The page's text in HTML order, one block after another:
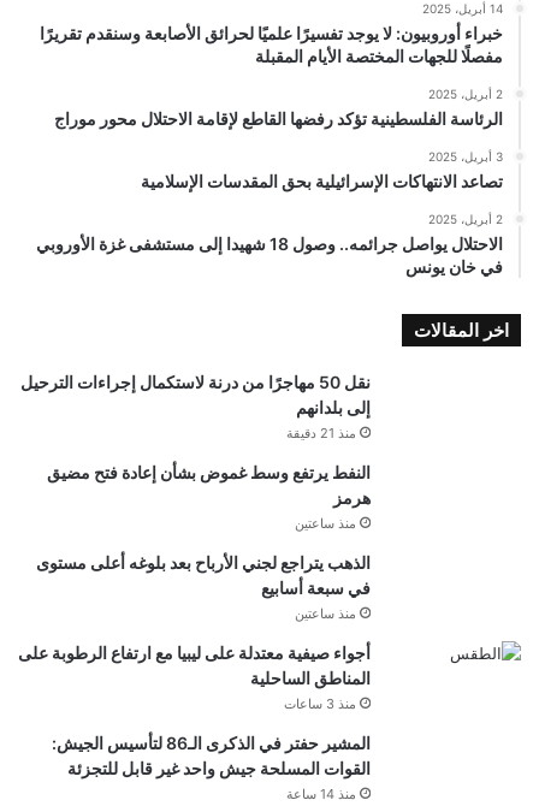
14 أبريل، 2025
خبراء أوروبيون: لا يوجد تفسيرًا علميًا لحرائق الأصابعة وسنقدم تقريرًا
مفصلًا للجهات المختصة الأيام المقبلة
2 أبريل، 2025
الرئاسة الفلسطينية تؤكد رفضها القاطع لإقامة الاحتلال محور موراج
3 أبريل، 2025
تصاعد الانتهاكات الإسرائيلية بحق المقدسات الإسلامية
2 أبريل، 2025
الاحتلال يواصل جرائمه.. وصول 18 شهيدا إلى مستشفى غزة الأوروبي
في خان يونس
اخر المقالات
نقل 50 مهاجرًا من درنة لاستكمال إجراءات الترحيل
إلى بلدانهم
منذ 21 دقيقة
النفط يرتفع وسط غموض بشأن إعادة فتح مضيق
هرمز
منذ ساعتين
الذهب يتراجع لجني الأرباح بعد بلوغه أعلى مستوى
في سبعة أسابيع
منذ ساعتين
أجواء صيفية معتدلة على ليبيا مع ارتفاع الرطوبة على
المناطق الساحلية
منذ 3 ساعات
المشير حفتر في الذكرى الـ86 لتأسيس الجيش:
القوات المسلحة جيش واحد غير قابل للتجزئة
منذ 14 ساعة